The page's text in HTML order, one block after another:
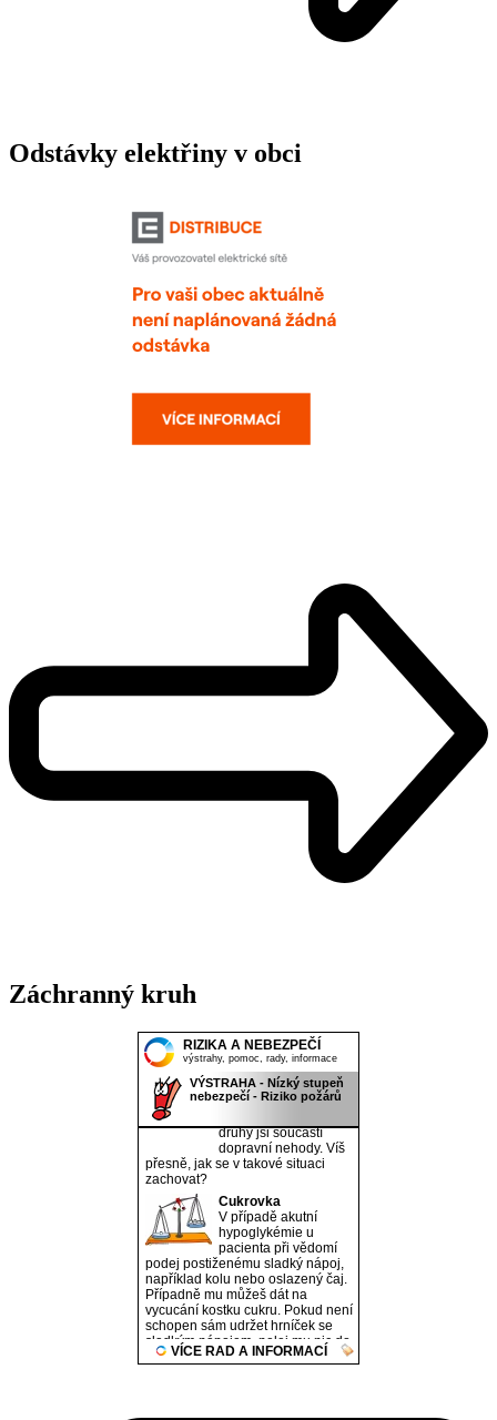
Odstávky elektřiny v obci
Záchranný kruh